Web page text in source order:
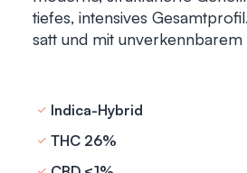
tiefes, intensives
satt und mit unverkennbarem
Indica-Hybrid
THC 26%